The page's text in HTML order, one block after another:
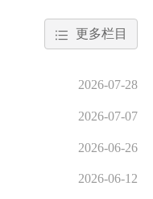
更多栏目
2026-07-28
2026-07-07
2026-06-26
2026-06-12